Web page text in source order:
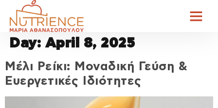
Day:April 8, 2025
Μέλι Ρείκι: Μοναδική Γεύση &
Ευεργετικές Ιδιότητες